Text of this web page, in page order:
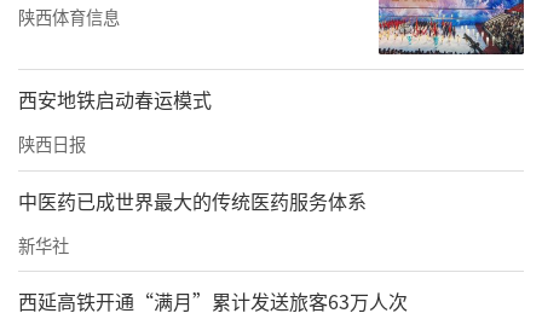
价格不断被压低，“如今大家都联合起来，不
搞恶性竞争了。”“去年只有6月和10月活动，
价格2300元左右，其余时间价格都是2600元左
右。”
“飞翔驾校属于商洛市职业技术学院在管理经
营，实际由外包人员管理。”该工作人员说。
2025年1月2日，飞翔驾校教练集体离职一事，
陕西体育信息
西安地铁启动春运模式
陕西日报
中医药已成世界最大的传统医药服务体系
新华社
西延高铁开通“满月”累计发送旅客63万人次